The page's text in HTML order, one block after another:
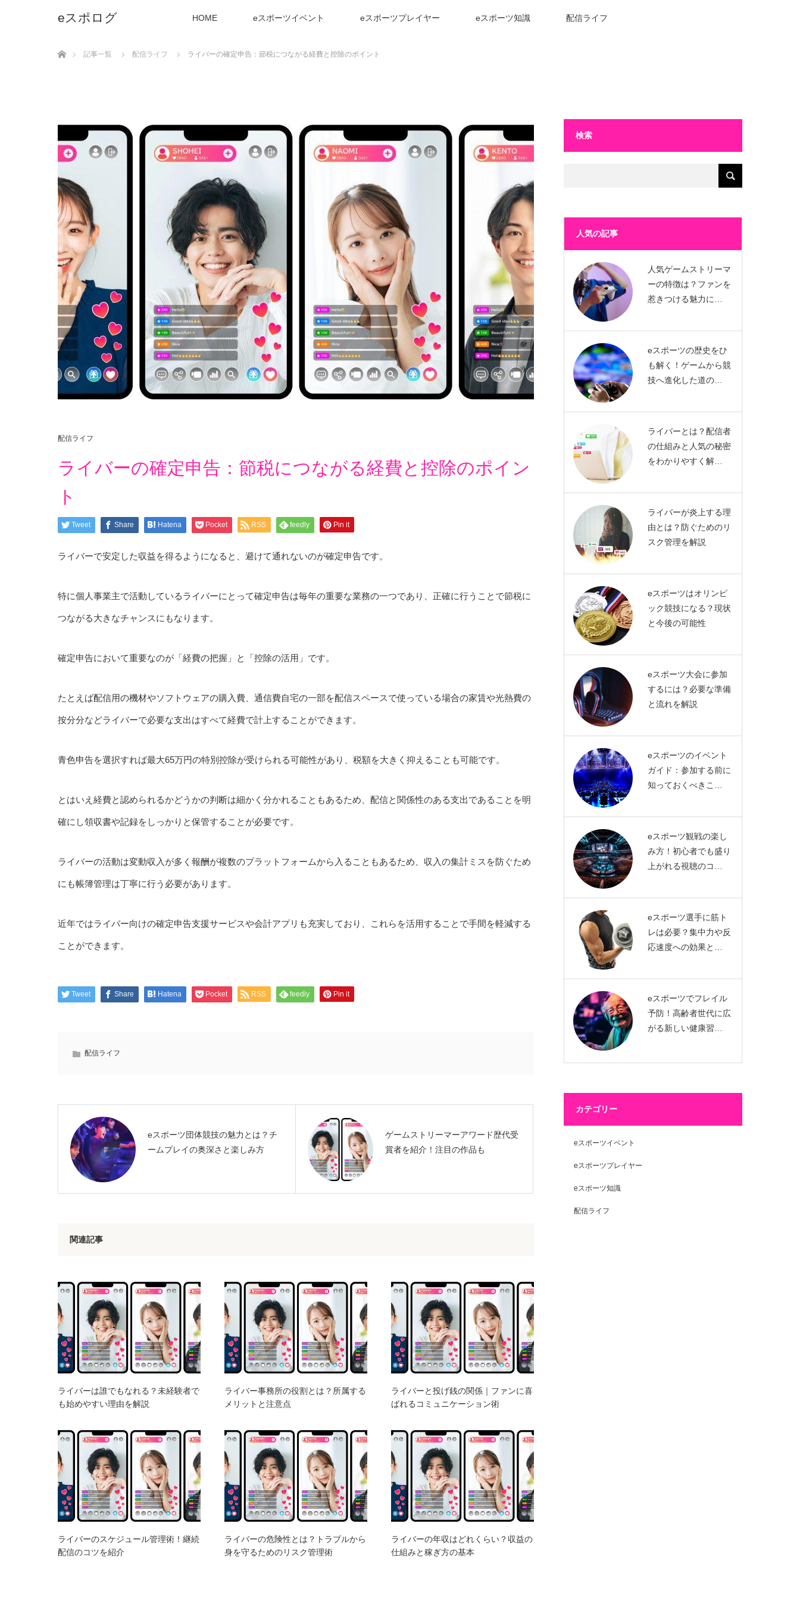
eスポログ HOME eスポーツイベント eスポーツプレイヤー eスポーツ知識 配信ライフ
記事一覧
配信ライフ ライバーの確定申告：節税につながる経費と控除のポイント
配信ライフ
ライバーの確定申告：節税につながる経費と控除のポイン
ト
Tweet Share Hatena Pocket RSS feedly Pin it
ライバーで安定した収益を得るようになると、避けて通れないのが確定申告です。
特に個人事業主で活動しているライバーにとって確定申告は毎年の重要な業務の一つであり、正確に行うことで節税に
つながる大きなチャンスにもなります。
確定申告において重要なのが「経費の把握」と「控除の活用」です。
たとえば配信用の機材やソフトウェアの購入費、通信費自宅の一部を配信スペースで使っている場合の家賃や光熱費の
按分分などライバーで必要な支出はすべて経費で計上することができます。
青色申告を選択すれば最大65万円の特別控除が受けられる可能性があり、税額を大きく抑えることも可能です。
とはいえ経費と認められるかどうかの判断は細かく分かれることもあるため、配信と関係性のある支出であることを明
確にし領収書や記録をしっかりと保管することが必要です。
ライバーの活動は変動収入が多く報酬が複数のプラットフォームから入ることもあるため、収入の集計ミスを防ぐため
にも帳簿管理は丁寧に行う必要があります。
近年ではライバー向けの確定申告支援サービスや会計アプリも充実しており、これらを活用することで手間を軽減する
ことができます。
Tweet Share Hatena Pocket RSS feedly Pin it
配信ライフ
eスポーツ団体競技の魅力とは？チ
ームプレイの奥深さと楽しみ方
ゲームストリーマーアワード歴代受
賞者を紹介！注目の作品も
関連記事
ライバーは誰でもなれる？未経験者で
も始めやすい理由を解説
ライバー事務所の役割とは？所属する
メリットと注意点
ライバーと投げ銭の関係｜ファンに喜
ばれるコミュニケーション術
ライバーのスケジュール管理術！継続
配信のコツを紹介
ライバーの危険性とは？トラブルから
身を守るためのリスク管理術
ライバーの年収はどれくらい？収益の
仕組みと稼ぎ方の基本
検索
人気の記事
人気ゲームストリーマ
ーの特徴は？ファンを
惹きつける魅力に…
eスポーツの歴史をひ
も解く！ゲームから競
技へ進化した道の…
ライバーとは？配信者
の仕組みと人気の秘密
をわかりやすく解…
ライバーが炎上する理
由とは？防ぐためのリ
スク管理を解説
eスポーツはオリンピ
ック競技になる？現状
と今後の可能性
eスポーツ大会に参加
するには？必要な準備
と流れを解説
eスポーツのイベント
ガイド：参加する前に
知っておくべきこ…
eスポーツ観戦の楽し
み方！初心者でも盛り
上がれる視聴のコ…
eスポーツ選手に筋ト
レは必要？集中力や反
応速度への効果と…
eスポーツでフレイル
予防！高齢者世代に広
がる新しい健康習…
カテゴリー
eスポーツイベント
eスポーツプレイヤー
eスポーツ知識
配信ライフ